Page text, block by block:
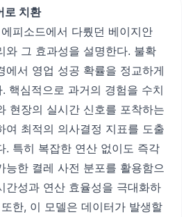
로 치환
피소드에서 다뤘던 베이지안
와 그 효과성을 설명한다. 불확
에서 영업 성공 확률을 정교하게
핵심적으로 과거의 경험을 수치
현장의 실시간 신호를 포착하는
여 최적의 의사결정 지표를 도출
. 특히 복잡한 연산 없이도 즉각
능한 켤레 사전 분포를 활용함으
간성과 연산 효율성을 극대화하
한, 이 모델은 데이터가 발생할